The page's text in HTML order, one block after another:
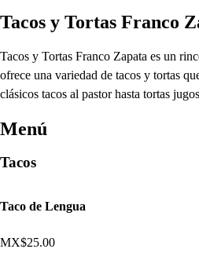
Tacos y Tortas Franco
Tacos y Tortas Franco Zapata es un
ofrece una variedad de tacos y tortas
clásicos tacos al pastor hasta tortas
Menú
Tacos
Taco de Lengua
MX$25.00